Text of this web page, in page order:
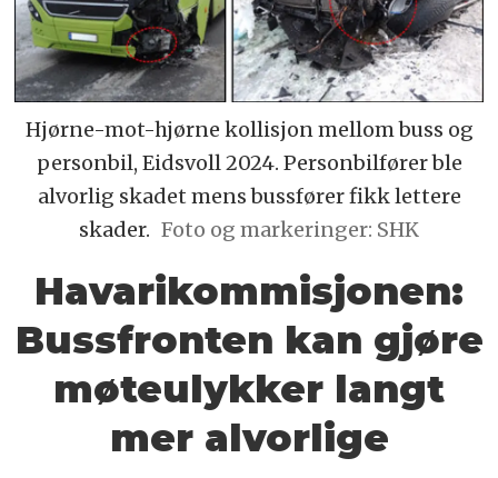
Hjørne-mot-hjørne kollisjon mellom buss og
personbil, Eidsvoll 2024. Personbilfører ble
alvorlig skadet mens bussfører fikk lettere
skader. Foto og markeringer: SHK
Havarikommisjonen:
Bussfronten kan gjøre
møteulykker langt
mer alvorlige